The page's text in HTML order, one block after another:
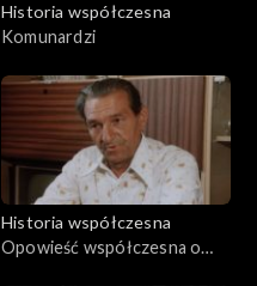
Historia współczesna
Komunardzi
Historia współczesna
Opowieść współczesna o